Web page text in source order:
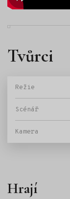
Tvůrci
Režie
Scénář
Kamera
Hrají